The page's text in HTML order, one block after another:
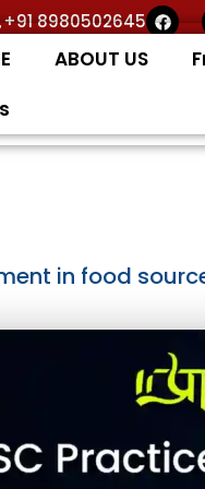
+91 8980502645 F
a
ABOUT US
in food